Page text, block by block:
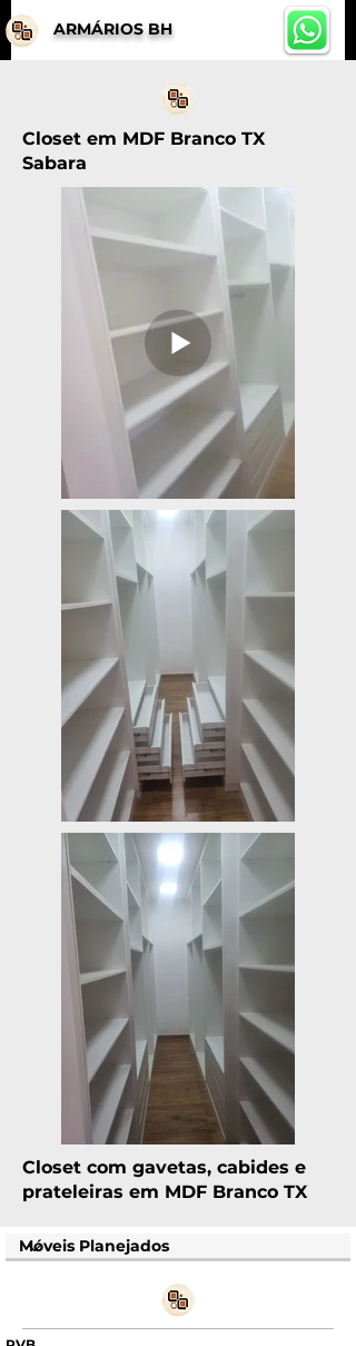
ARMÁRIOS BH
Closet em MDF Branco TX
Sabara
Closet com gavetas, cabides e
prateleiras em MDF Branco TX